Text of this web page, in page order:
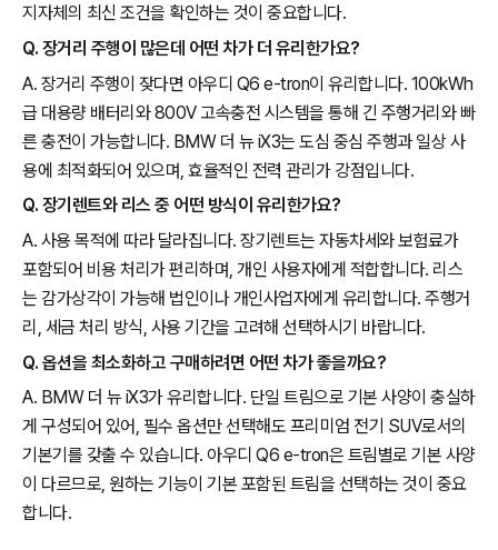
지자체의 최신 조건을 확인하는 것이 중요합니다.
Q. 장거리 주행이 많은데 어떤 차가 더 유리한가요?
A. 장거리 주행이 잦다면 아우디 Q6 e-tron이 유리합니다. 100kWh
급 대용량 배터리와 800V 고속충전 시스템을 통해 긴 주행거리와 빠
른 충전이 가능합니다. BMW 더 뉴 iX3는 도심 중심 주행과 일상 사
용에 최적화되어 있으며, 효율적인 전력 관리가 강점입니다.
Q. 장기렌트와 리스 중 어떤 방식이 유리한가요?
A. 사용 목적에 따라 달라집니다. 장기렌트는 자동차세와 보험료가
포함되어 비용 처리가 편리하며, 개인 사용자에게 적합합니다. 리스
는 감가상각이 가능해 법인이나 개인사업자에게 유리합니다. 주행거
리, 세금 처리 방식, 사용 기간을 고려해 선택하시기 바랍니다.
Q. 옵션을 최소화하고 구매하려면 어떤 차가 좋을까요?
A. BMW 더 뉴 iX3가 유리합니다. 단일 트림으로 기본 사양이 충실하
게 구성되어 있어, 필수 옵션만 선택해도 프리미엄 전기 SUV로서의
기본기를 갖출 수 있습니다. 아우디 Q6 e-tron은 트림별로 기본 사양
이 다르므로, 원하는 기능이 기본 포함된 트림을 선택하는 것이 중요
합니다.